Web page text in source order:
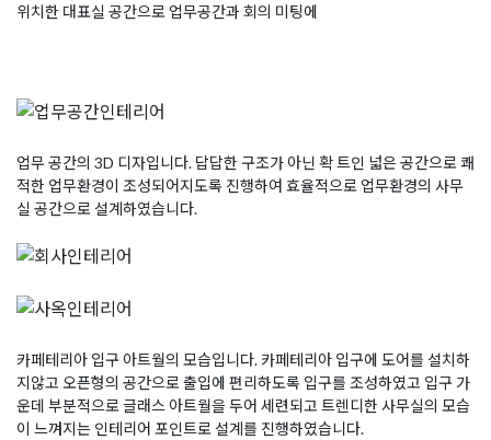
위치한 대표실 공간으로 업무공간과 회의 미팅에
업무 공간의 3D 디자입니다. 답답한 구조가 아닌 확 트인 넓은 공간으로 쾌
적한 업무환경이 조성되어지도록 진행하여 효율적으로 업무환경의 사무
실 공간으로 설계하였습니다.
카페테리아 입구 아트월의 모습입니다. 카페테리아 입구에 도어를 설치하
지않고 오픈형의 공간으로 출입에 편리하도록 입구를 조성하였고 입구 가
운데 부분적으로 글래스 아트월을 두어 세련되고 트렌디한 사무실의 모습
이 느껴지는 인테리어 포인트로 설계를 진행하였습니다.